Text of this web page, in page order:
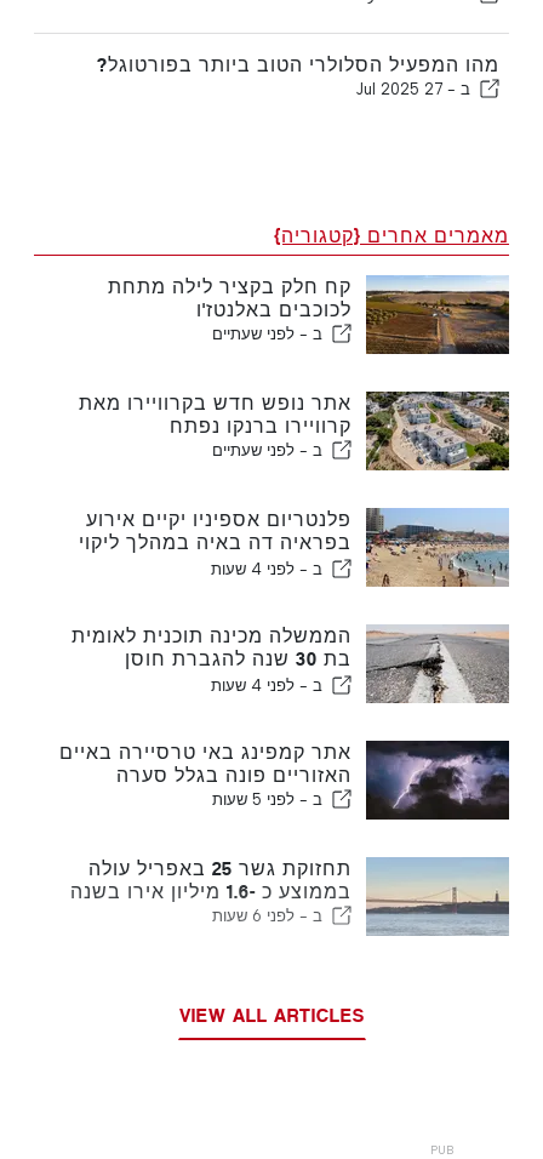
מהו המפעיל הסלולרי הטוב ביותר בפורטוגל?
ב - 27 Jul 2025
מאמרים אחרים {קטגוריה}
קח חלק בקציר לילה מתחת
לכוכבים באלנטז'ו
ב - לפני שעתיים
אתר נופש חדש בקרוויירו מאת
קרוויירו ברנקו נפתח
ב - לפני שעתיים
פלנטריום אספיניו יקיים אירוע
בפראיה דה באיה במהלך ליקוי
החמה בפורטוגל
ב - לפני 4 שעות
הממשלה מכינה תוכנית לאומית
בת 30 שנה להגברת חוסן
פורטוגל נגד רעידות אדמה גדולות
ב - לפני 4 שעות
אתר קמפינג באי טרסיירה באיים
האזוריים פונה בגלל סערה
ב - לפני 5 שעות
תחזוקת גשר 25 באפריל עולה
בממוצע כ -1.6 מיליון אירו בשנה
ב - לפני 6 שעות
VIEW ALL ARTICLES